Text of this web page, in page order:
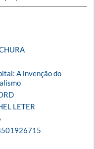
A invenção do
LETER